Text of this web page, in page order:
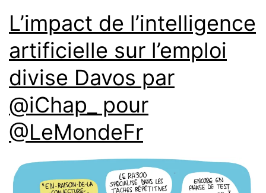
L’impact de l’intelligence
artificielle sur l’emploi
divise Davos par
@iChap_ pour
@LeMondeFr